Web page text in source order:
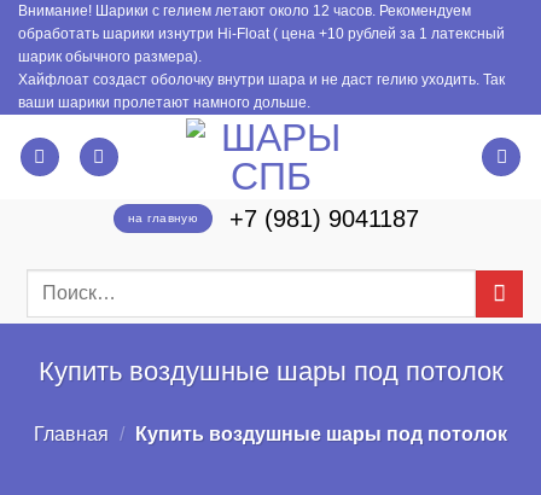
Skip
content
Внимание! Шарики с гелием летают около 12 часов. Рекомендуем
обработать шарики изнутри Hi-Float ( цена +10 рублей за 1 латексный
шарик обычного размера).
Хайфлоат создаст оболочку внутри шара и не даст гелию уходить. Так
ваши шарики пролетают намного дольше.
на главную +7 (981) 9041187
Искать:
Купить воздушные шары под потолок
Главная / Купить воздушные шары под потолок